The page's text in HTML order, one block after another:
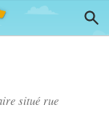
situé rue